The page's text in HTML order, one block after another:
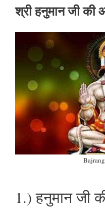
श्री हनुमान जी
1.) हनुमान जी